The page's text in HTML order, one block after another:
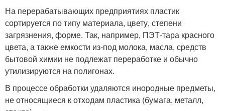
На перерабатывающих предприятиях пластик
сортируется по типу материала, цвету, степени
загрязнения, форме. Так, например, ПЭТ-тара красного
цвета, а также емкости из-под молока, масла, средств
бытовой химии не подлежат переработке и обычно
утилизируются на полигонах.
В процессе обработки удаляются инородные предметы,
не относящиеся к отходам пластика (бумага, металл,